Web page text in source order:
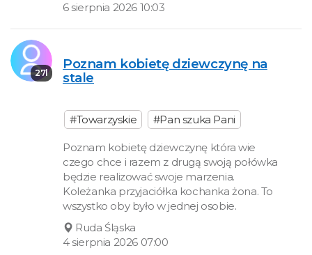
6 sierpnia 2026 10:03
27l
Poznam kobietę dziewczynę na
stale
#Towarzyskie #Pan szuka Pani
Poznam kobietę dziewczynę która wie
czego chce i razem z drugą swoją połówka
będzie realizować swoje marzenia.
Koleżanka przyjaciółka kochanka żona. To
wszystko oby było w jednej osobie.
Ruda Śląska
4 sierpnia 2026 07:00